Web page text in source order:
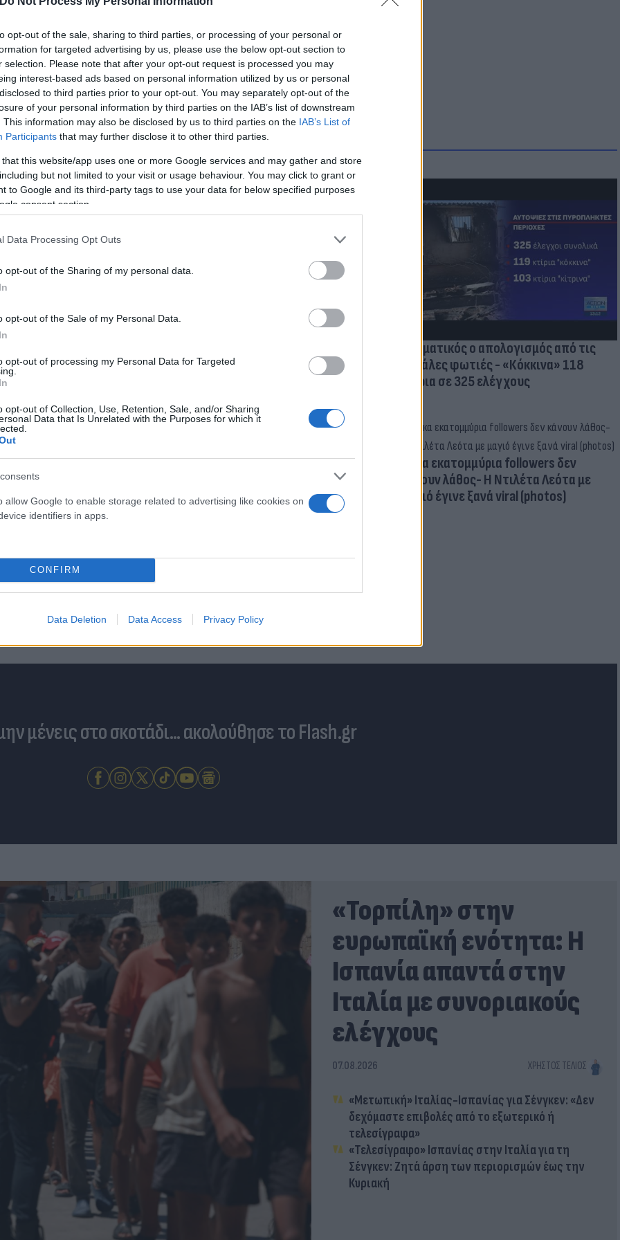
opt-out of the sale, sharing to third parties, or processing of your personal or
for targeted advertising by us, please use the below opt-out section to
selection. Please note that after your opt-out request is processed you may
interest-based ads based on personal information utilized by us or personal
to third parties prior to your opt-out. You may separately opt-out of the
of your personal information by third parties on the IAB’s list of downstream
This information may also be disclosed by us to third parties on the IAB’s List of
Participants that may further disclose it to other third parties.
that this website/app uses one or more Google services and may gather and store
but not limited to your visit or usage behaviour. You may click to grant or
to Google and its third-party tags to use your data for below specified purposes
consent section.
Data Processing Opt Outs
opt-out of the Sharing of my personal data.
opt-out of the Sale of my Personal Data.
opt-out of processing my Personal Data for Targeted
opt-out of Collection, Use, Retention, Sale, and/or Sharing
Data that Is Unrelated with the Purposes for which it
allow Google to enable storage related to advertising like cookies on
identifiers in apps.
CONFIRM
Data Deletion Data Access Privacy Policy
στην παρουσίαση του
(video)
Και οι μαϊμούδες έχουν κατοικίδια! Οι
επιστήμονες ρίχνουν φως στις
"φιλίες" μεταξύ διαφορετικών ειδών
Δραματικός ο απολογισμός από τις
μεγάλες φωτιές - «Κόκκινα» 118
κτίρια σε 325 ελέγχους
3,5 φορές
κίνδυνος σοβαρής
κάκωσης
Τουρκικές προκλήσεις στο Αιγαίο:
οπλισμένα F16
Δέκα εκατομμύρια followers δεν
κάνουν λάθος- Η Ντιλέτα Λεότα με
μαγιό έγινε ξανά viral (photos)
μένεις στο σκοτάδι... ακολούθησε το Flash.gr
«Τορπίλη» στην
ευρωπαϊκή ενότητα: Η
Ισπανία απαντά στην
Ιταλία με συνοριακούς
ελέγχους
07.08.2026 ΧΡΉΣΤΟΣ ΤΈΛΙΟΣ
«Μετωπική» Ιταλίας-Ισπανίας για Σένγκεν: «Δεν
δεχόμαστε επιβολές από το εξωτερικό ή
τελεσίγραφα»
«Τελεσίγραφο» Ισπανίας στην Ιταλία για τη
Σένγκεν: Ζητά άρση των περιορισμών έως την
Κυριακή